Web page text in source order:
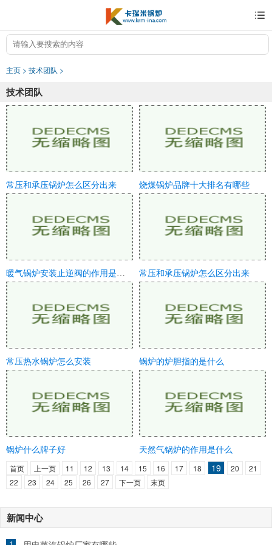
主页 > 技术团队 >
技术团队
常压和承压锅炉怎么区分出来 烧煤锅炉品牌十大排名有哪些
暖气锅炉安装止逆阀的作用是什么 常压和承压锅炉怎么区分出来
常压热水锅炉怎么安装 锅炉的炉胆指的是什么
锅炉什么牌子好 天然气锅炉的作用是什么
首页 上一页 11 12 13 14 15 16 17 18 19 20
21
22
23 24 25 26 27 下一页 末页
新闻中心